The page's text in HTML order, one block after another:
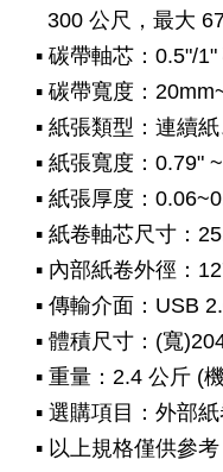
300 公尺，最大
▪ 碳帶軸芯：0.5"/
▪ 碳帶寬度：
▪ 紙張類型：連續
▪ 紙張寬度：0.79"
▪ 紙張厚度：
▪ 紙卷軸芯尺寸：
▪ 內部紙卷外徑：
▪ 傳輸介面：USB
▪ 體積尺寸：(寬
▪ 重量：2.4 公斤 (
▪ 選購項目：外部
▪ 以上規格僅供參